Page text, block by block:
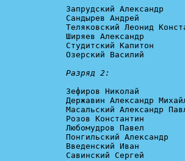
Запрудский Александр
Сандырев Андрей
Теляковский Леонид
Ширяев Александр
Студитский Капитон
Озерский Василий
Разряд 2:
Зефиров Николай
Державин Александр
Масальский Александр
Розов Константин
Любомудров Павел
Понгильский Александр
Введенский Иван
Савинский Сергей